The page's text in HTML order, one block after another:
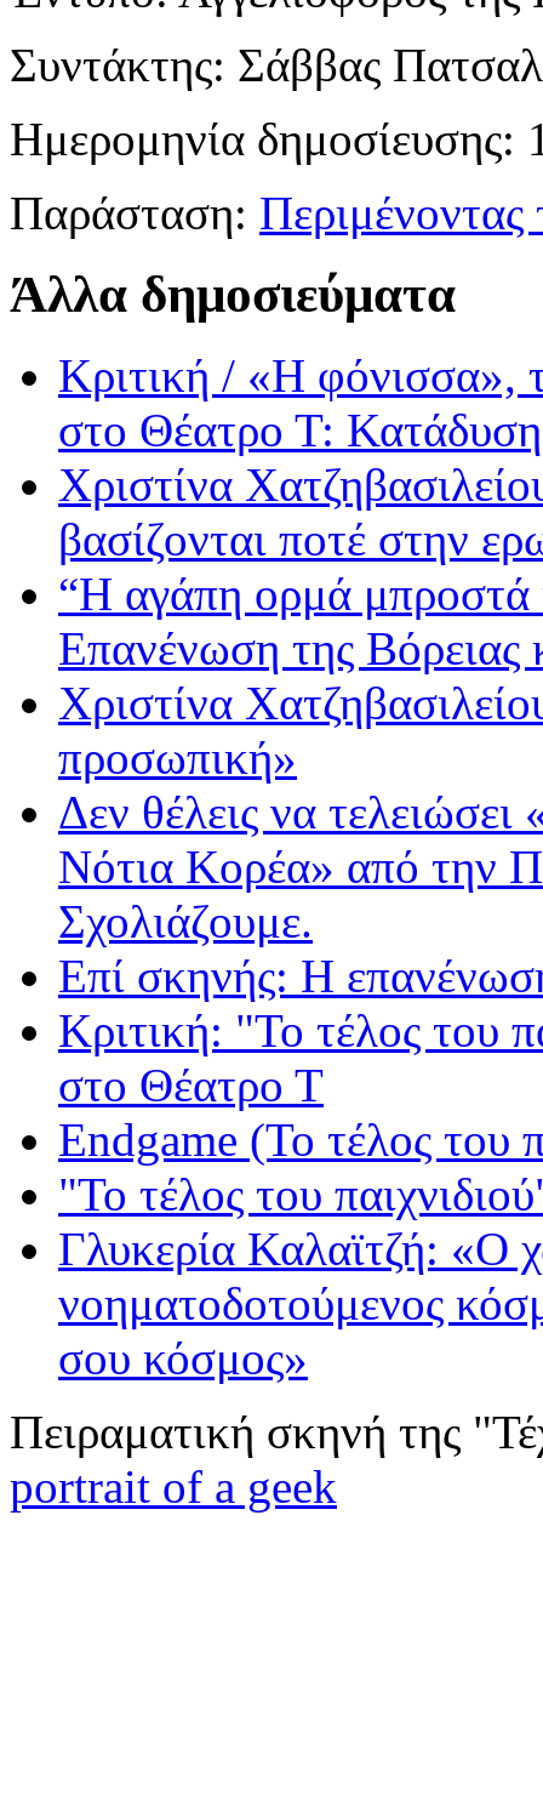
Συντάκτης: Σάββας
Ημερομηνία δημοσίευσης:
Παράσταση:
Άλλα δημοσιεύματα
Κριτική / «Η φόνισσα»,
στο Θέατρο Τ:
Χριστίνα
βασίζονται ποτέ στην
“Η αγάπη ορμά
Επανένωση της Βόρειας
Χριστίνα
προσωπική»
Δεν θέλεις να
Νότια Κορέα» από την
Σχολιάζουμε.
Επί σκηνής: Η
Κριτική: "Το τέλος του
στο Θέατρο Τ
Endgame (Το τέλος του
"Το τέλος του
Γλυκερία Καλαϊτζή: «Ο
νοηματοδοτούμενος
σου κόσμος»
Πειραματική σκηνή της
portrait of a geek